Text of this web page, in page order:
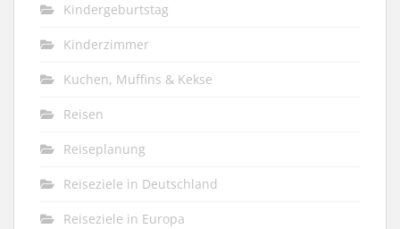
Kindergeburtstag
Kinderzimmer
Kuchen, Muffins & Kekse
Reisen
Reiseplanung
Reiseziele in Deutschland
Reiseziele in Europa